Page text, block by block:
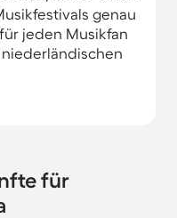
genau
jeden Musikfan
für